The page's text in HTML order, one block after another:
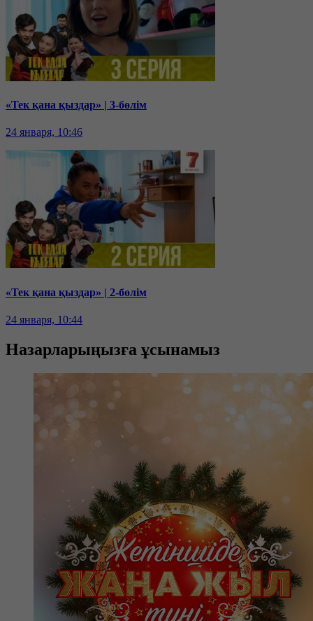
«Тек қана қыздар» | 3-бөлім
24 января, 10:46
«Тек қана қыздар» | 2-бөлім
24 января, 10:44
Назарларыңызға ұсынамыз